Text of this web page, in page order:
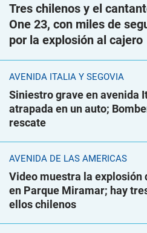
Tres chilenos y el
One 23, con miles de
por la explosión al cajero
AVENIDA ITALIA Y SEGOVIA
Siniestro grave en avenida
atrapada en un auto;
rescate
AVENIDA DE LAS AMÉRICAS
Video muestra la
en Parque Miramar; hay
ellos chilenos